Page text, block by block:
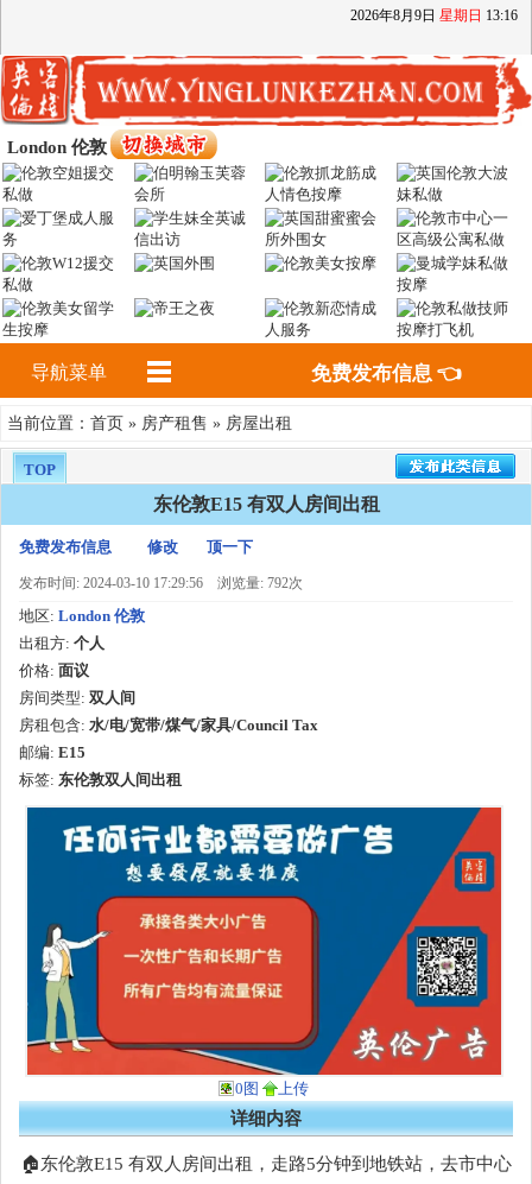
2026年8月 9日 星期日 13:16
London 伦敦
导航菜单 免费发布信息 👈
当前位置： 首页 » 房产租售 » 房屋出租
TOP
东伦敦E15 有双人房间出租
免费发布信息 修改 顶一下
发布时间: 2024-03-10 17:29:56 浏览量: 792次
地区: London 伦敦
出租方: 个人
价格: 面议
房间类型: 双人间
房租包含: 水/电/宽带/煤气/家具/Council Tax
邮编: E15
标签: 东伦敦双人间出租
0图 上传
详细内容
🏠东伦敦E15 有双人房间出租，走路5分钟到地铁站，去市中心